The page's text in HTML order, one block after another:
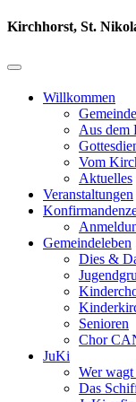
Kirchhorst, St.
Willkommen
Aus dem
Vom
Aktuelles
Veranstaltungen
Gemeindeleben
Dies &
Senioren
Chor
JuKi
Wer
Das